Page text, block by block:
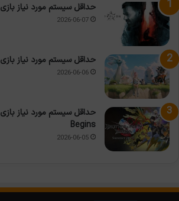
حداقل سیستم مورد نیاز بازی Aphelion
2026-06-07
حداقل سیستم مورد نیاز بازی Aniimo
2026-06-06
Begins
2026-06-05